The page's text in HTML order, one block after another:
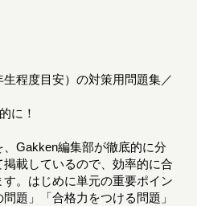
程度目安）の対策用問題集／
に！
Gakken編集部が徹底的に分
載しているので、効率的に合
。はじめに単元の重要ポイン
題」「合格力をつける問題」